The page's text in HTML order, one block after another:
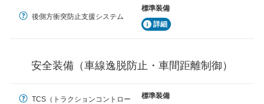
後側方衝突防止支援システム
標準装備
詳細
安全装備（車線逸脱防止・車間距離制御）
TCS（トラクションコントロー
標準装備